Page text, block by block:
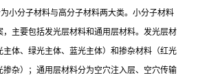
小分子材料与高分子材料两大类。小分子材料
，主要包括发光层材料和通用层材料。发光层材
主体、绿光主体、蓝光主体）和掺杂材料（红光
掺杂）；通用层材料分为空穴注入层、空穴传输